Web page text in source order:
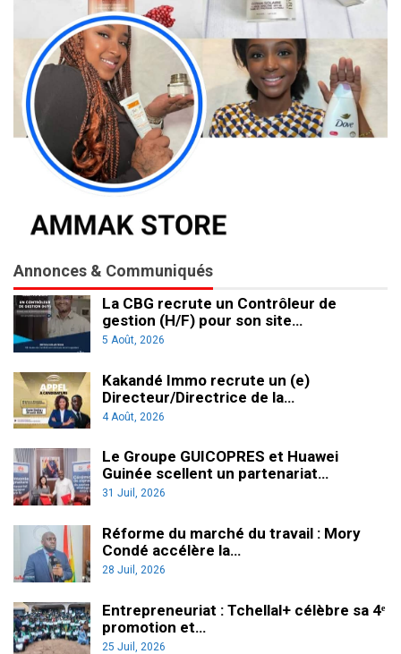
Annonces & Communiqués
La CBG recrute un Contrôleur de
gestion (H/F) pour son site…
5 Août, 2026
Kakandé Immo recrute un (e)
Directeur/Directrice de la…
4 Août, 2026
Le Groupe GUICOPRES et Huawei
Guinée scellent un partenariat…
31 Juil, 2026
Réforme du marché du travail : Mory
Condé accélère la…
28 Juil, 2026
Entrepreneuriat : Tchellal+ célèbre sa 4ᵉ
promotion et…
25 Juil, 2026